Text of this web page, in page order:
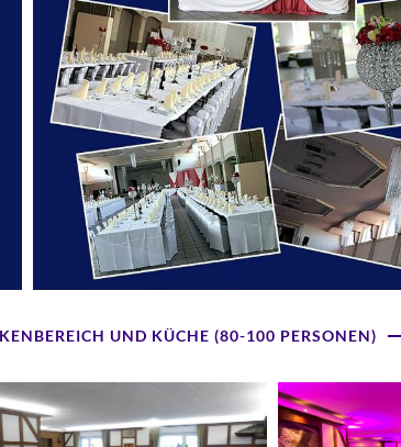
UND KÜCHE (80-100 PERSONEN)